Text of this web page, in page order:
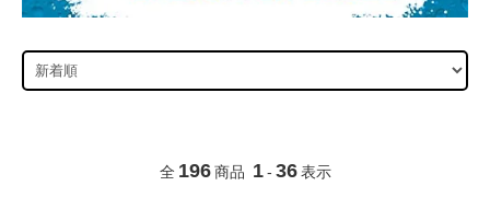
全 196 商品 1 - 36 表示